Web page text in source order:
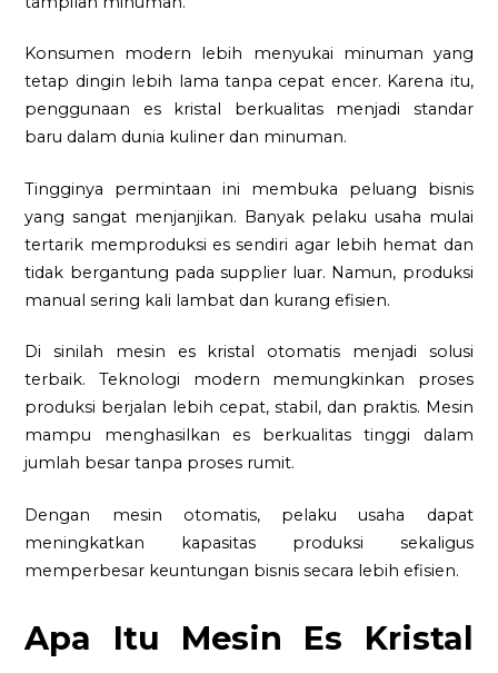
Konsumen modern lebih menyukai minuman yang
tetap dingin lebih lama tanpa cepat encer. Karena itu,
penggunaan es kristal berkualitas menjadi standar
baru dalam dunia kuliner dan minuman.
Tingginya permintaan ini membuka peluang bisnis
yang sangat menjanjikan. Banyak pelaku usaha mulai
tertarik memproduksi es sendiri agar lebih hemat dan
tidak bergantung pada supplier luar. Namun, produksi
manual sering kali lambat dan kurang efisien.
Di sinilah mesin es kristal otomatis menjadi solusi
terbaik. Teknologi modern memungkinkan proses
produksi berjalan lebih cepat, stabil, dan praktis. Mesin
mampu menghasilkan es berkualitas tinggi dalam
jumlah besar tanpa proses rumit.
Dengan mesin otomatis, pelaku usaha dapat
meningkatkan kapasitas produksi sekaligus
memperbesar keuntungan bisnis secara lebih efisien.
Apa Itu Mesin Es Kristal